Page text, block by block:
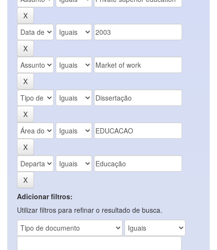
Adicionar filtros:
Utilizar filtros para refinar o resultado de busca.